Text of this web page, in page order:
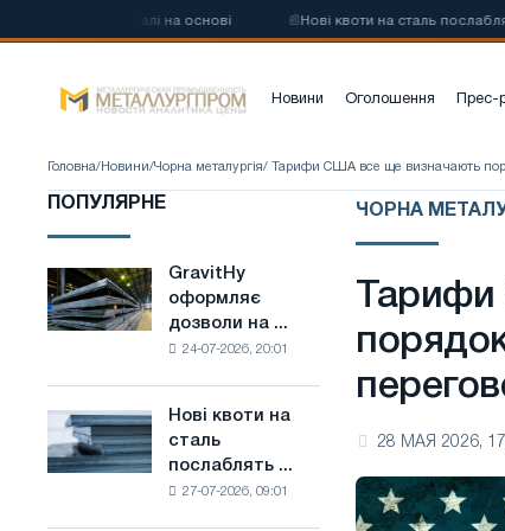
сталі на основі Нові квоти на сталь послаблять
Новини Оголошення Прес-
Головна/ Новини/Чорна металургія/ Тарифи США все ще визначають
ПОПУЛЯРНЕ
GravitHy
оформляє
дозволи
виробництва
GravitHy
оформляє
дозволи на ...
24-07-2026, 20:01
Нові
квоти
на
Нові квоти на
сталь
послаблять ...
27-07-2026, 09:01
ЧОРНА
28 МАЯ 2026,